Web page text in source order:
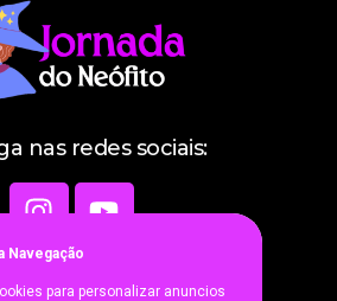
nas redes sociais:
Navegação
para personalizar anuncios